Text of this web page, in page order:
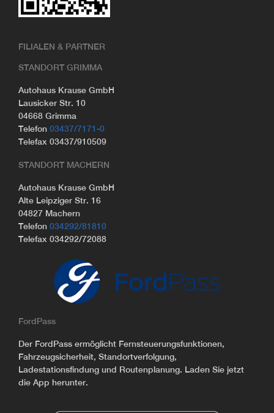
FILIALEN & PARTNER
STANDORT GRIMMA
Autohaus Krause GmbH
Lausicker Str. 10
04668 Grimma
Telefon 03437/7171-0
Telefax 03437/910509
STANDORT MACHERN
Autohaus Krause GmbH
Alte Leipziger Str. 16
04827 Machern
Telefon 034292/81810
Telefax 034292/72088
FordPass
Der FordPass ermöglicht Fernsteuerungsfunktionen,
Fahrzeugsicherheit, Standortverfolgung,
Ladestationsfindung und Routenplanung. Laden Sie jetzt
die App herunter.